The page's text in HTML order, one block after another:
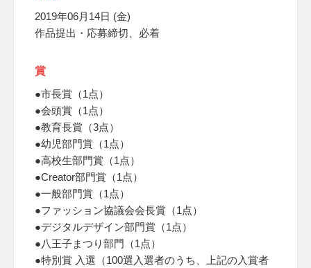
2019年06月14日 (金)
作品提出・応募締切、必着
賞
●市長賞（1点）
●会頭賞（1点）
●教育長賞（3点）
●幼児部門賞（1点）
●高校生部門賞（1点）
●Creator部門賞（1点）
●一般部門賞（1点）
●ファッション協議会会長賞（1点）
●デジタルデザイン部門賞（1点）
●八王子まつり部門（1点）
●特別賞 入選（100選入選者のうち、上記の入賞者